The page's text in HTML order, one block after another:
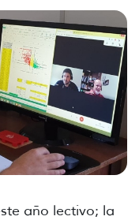
año lectivo; la